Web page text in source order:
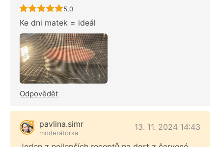
Recept ještě nebyl hodnocen
5,0
Ke dni matek = ideál
Odpovědět
pavlina.simr
moderátorka
13. 11. 2024 14:43